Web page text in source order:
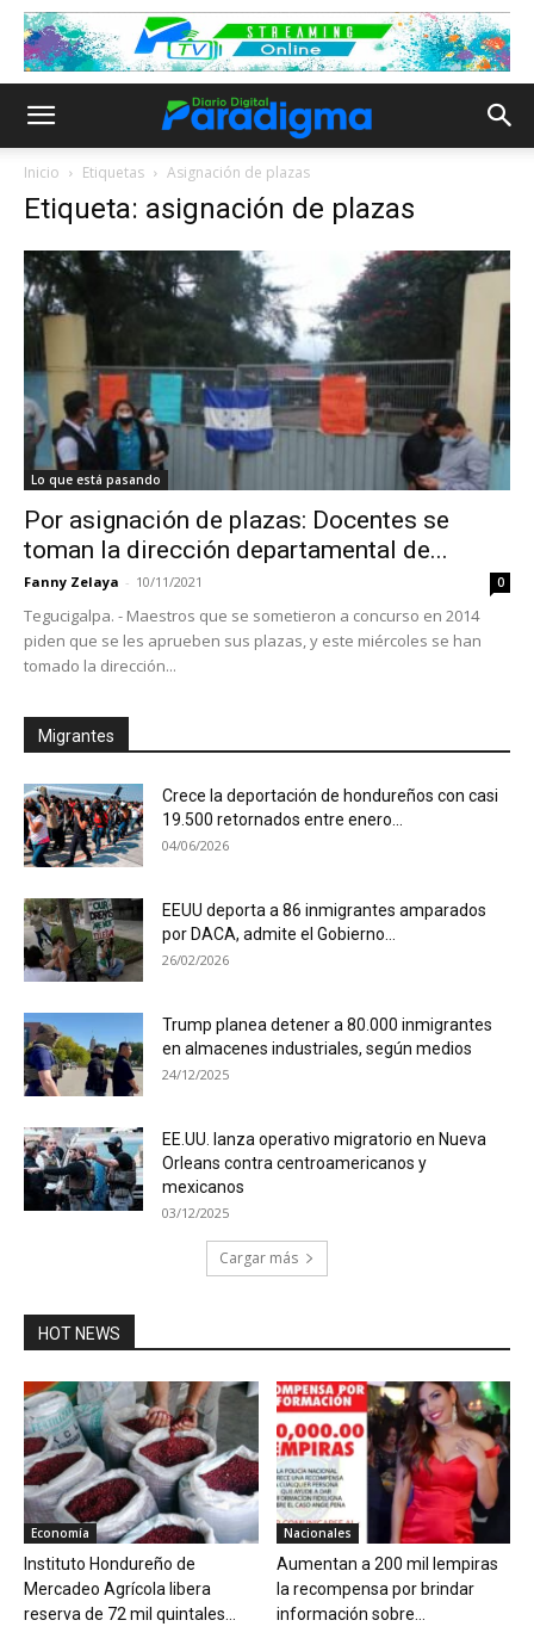
Inicio Etiquetas Asignación de plazas
Etiqueta: asignación de plazas
Lo que está pasando
Por asignación de plazas: Docentes se
toman la dirección departamental de...
Fanny Zelaya - 10/11/2021 0
Tegucigalpa. - Maestros que se sometieron a concurso en 2014
piden que se les aprueben sus plazas, y este miércoles se han
tomado la dirección...
Migrantes
Crece la deportación de hondureños con casi
19.500 retornados entre enero...
04/06/2026
EEUU deporta a 86 inmigrantes amparados
por DACA, admite el Gobierno...
26/02/2026
Trump planea detener a 80.000 inmigrantes
en almacenes industriales, según medios
24/12/2025
EE.UU. lanza operativo migratorio en Nueva
Orleans contra centroamericanos y
mexicanos
03/12/2025
Cargar más
HOT NEWS
Economía
Instituto Hondureño de
Mercadeo Agrícola libera
reserva de 72 mil quintales...
Nacionales
Aumentan a 200 mil lempiras
la recompensa por brindar
información sobre...